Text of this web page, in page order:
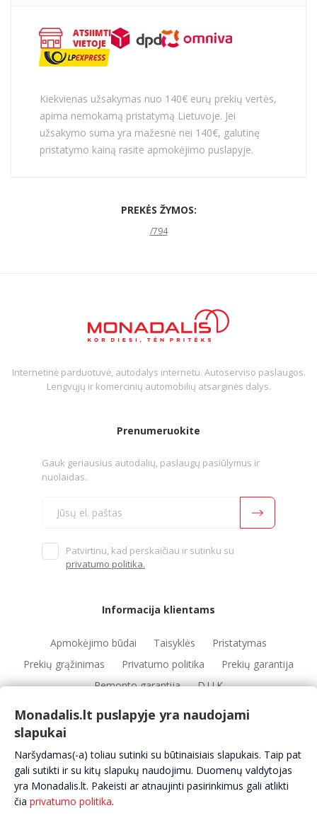
Kiekvienas užsakymas nuo 140€ eurų prekių vertės,
apima nemokamą pristatymą Lietuvoje. Jei
užsakymo suma yra mažesnė nei 140€, galutinę
pristatymo kainą rasite apmokėjimo puslapyje.
PREKĖS ŽYMOS:
/794
Internetinė parduotuvė, autodalys internetu. Autoserviso paslaugos.
Lengvųjų ir komercinių automobilių atsarginės dalys.
Prenumeruokite
Gauk geriausius autodalių, paslaugų pasiūlymus ir
nuolaidas.
Patvirtinu, kad perskaičiau ir sutinku su
privatumo politika.
Informacija klientams
Apmokėjimo būdai Taisyklės
Pristatymas
Prekių grąžinimas
Privatumo politika
Prekių garantija
Remonto garantija
D.U.K
Automobilių servisai Automobilių dalys
Apie mus
Kontaktai
Monadalis.lt puslapyje yra naudojami
slapukai
Naršydamas(-a) toliau sutinki su būtinaisiais slapukais. Taip pat
gali sutikti ir su kitų slapukų naudojimu. Duomenų valdytojas
yra Monadalis.lt. Pakeisti ar atnaujinti pasirinkimus gali atlikti
čia privatumo politika.